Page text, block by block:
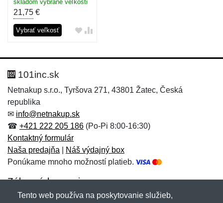
skladom vybrané veľkosti
21,75 €
Vybrať veľkosť
101inc.sk
Netnakup s.r.o., Tyršova 271, 43801 Žatec, Česká
republika
✉ info@netnakup.sk
☎ +421 222 205 186 (Po-Pi 8:00-16:30)
Kontaktný formulár
Naša predajňa
Náš výdajný box
Ponúkame mnoho možností platieb.
Zákaznícky servis
Novinky emailom
Tento web používa na poskytovanie služieb,